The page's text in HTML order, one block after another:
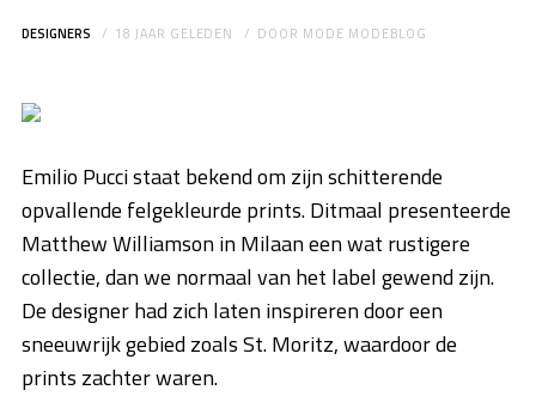
DESIGNERS 18 JAAR GELEDEN DOOR MODE MODEBLOG
Emilio Pucci staat bekend om zijn schitterende
opvallende felgekleurde prints. Ditmaal presenteerde
Matthew Williamson in Milaan een wat rustigere
collectie, dan we normaal van het label gewend zijn.
De designer had zich laten inspireren door een
sneeuwrijk gebied zoals St. Moritz, waardoor de
prints zachter waren.